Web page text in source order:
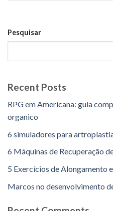
Pesquisar
Recent Posts
RPG em Americana: guia
organico
6 simuladores para
6 Máquinas de Recuperação
5 Exercícios de Alongamento
Marcos no desenvolvimento